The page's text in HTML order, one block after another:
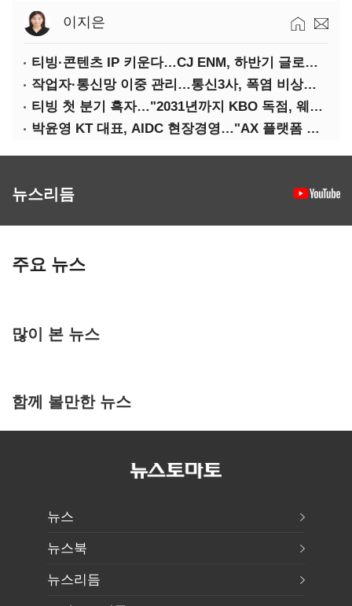
이지은
티빙·콘텐츠 IP 키운다…CJ ENM, 하반기 글로벌 확장 가속
작업자·통신망 이중 관리…통신3사, 폭염 비상대응 돌입
티빙 첫 분기 흑자…"2031년까지 KBO 독점, 웨이브 합병도 속도"
박윤영 KT 대표, AIDC 현장경영…"AX 플랫폼 핵심 인프라로 키운다"
뉴스리듬
주요 뉴스
많이 본 뉴스
함께 볼만한 뉴스
뉴스
뉴스북
뉴스리듬